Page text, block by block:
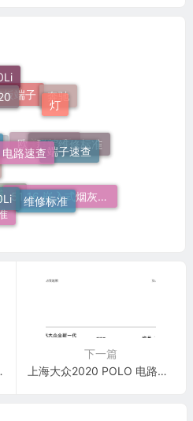
马 51 16 嵌入式烟灰缸托架
维修标准
欧美日车系
群辉维修标准
端子速查
电路速查
板端子 奔驰
灯
36针端子
下一篇
上海大众2020 POLO 电路图 6 挡自动变速箱 电路图